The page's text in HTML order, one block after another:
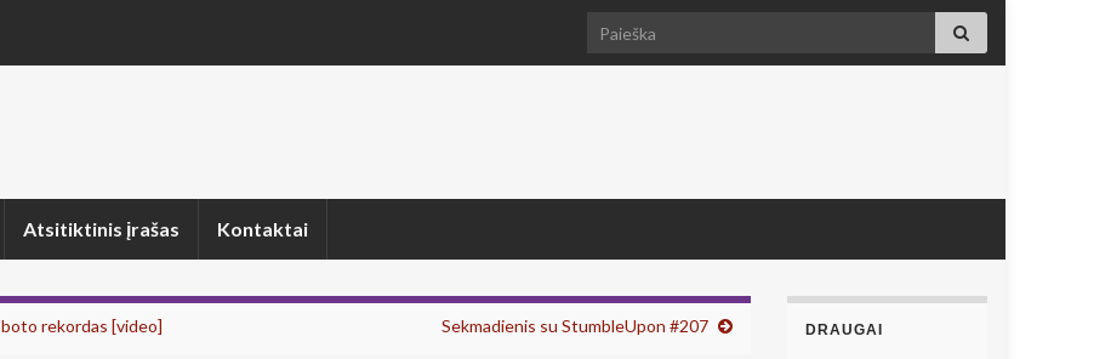
Search for:
Atsitiktinis įrašas Kontaktai
rekordas [video] Sekmadienis su StumbleUpon #207 DRAUGAI